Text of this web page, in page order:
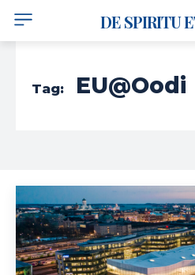
DE SPIRITU
Tag: EU@Oodi